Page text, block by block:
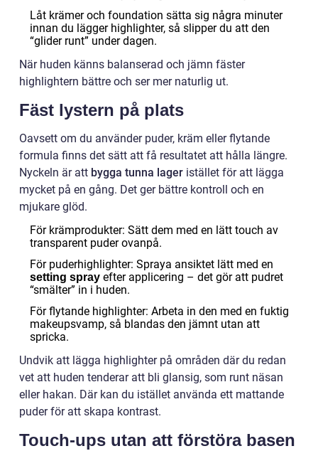
Låt krämer och foundation sätta sig några minuter
innan du lägger highlighter, så slipper du att den
“glider runt” under dagen.
När huden känns balanserad och jämn fäster
highlightern bättre och ser mer naturlig ut.
Fäst lystern på plats
Oavsett om du använder puder, kräm eller flytande
formula finns det sätt att få resultatet att hålla längre.
Nyckeln är att bygga tunna lager istället för att lägga
mycket på en gång. Det ger bättre kontroll och en
mjukare glöd.
För krämprodukter: Sätt dem med en lätt touch av
transparent puder ovanpå.
För puderhighlighter: Spraya ansiktet lätt med en
setting spray efter applicering – det gör att pudret
“smälter” in i huden.
För flytande highlighter: Arbeta in den med en fuktig
makeupsvamp, så blandas den jämnt utan att
spricka.
Undvik att lägga highlighter på områden där du redan
vet att huden tenderar att bli glansig, som runt näsan
eller hakan. Där kan du istället använda ett mattande
puder för att skapa kontrast.
Touch-ups utan att förstöra basen